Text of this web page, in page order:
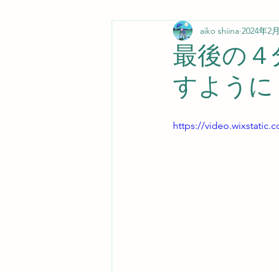
最後の
すように
aiko shiina 2024年2
https://